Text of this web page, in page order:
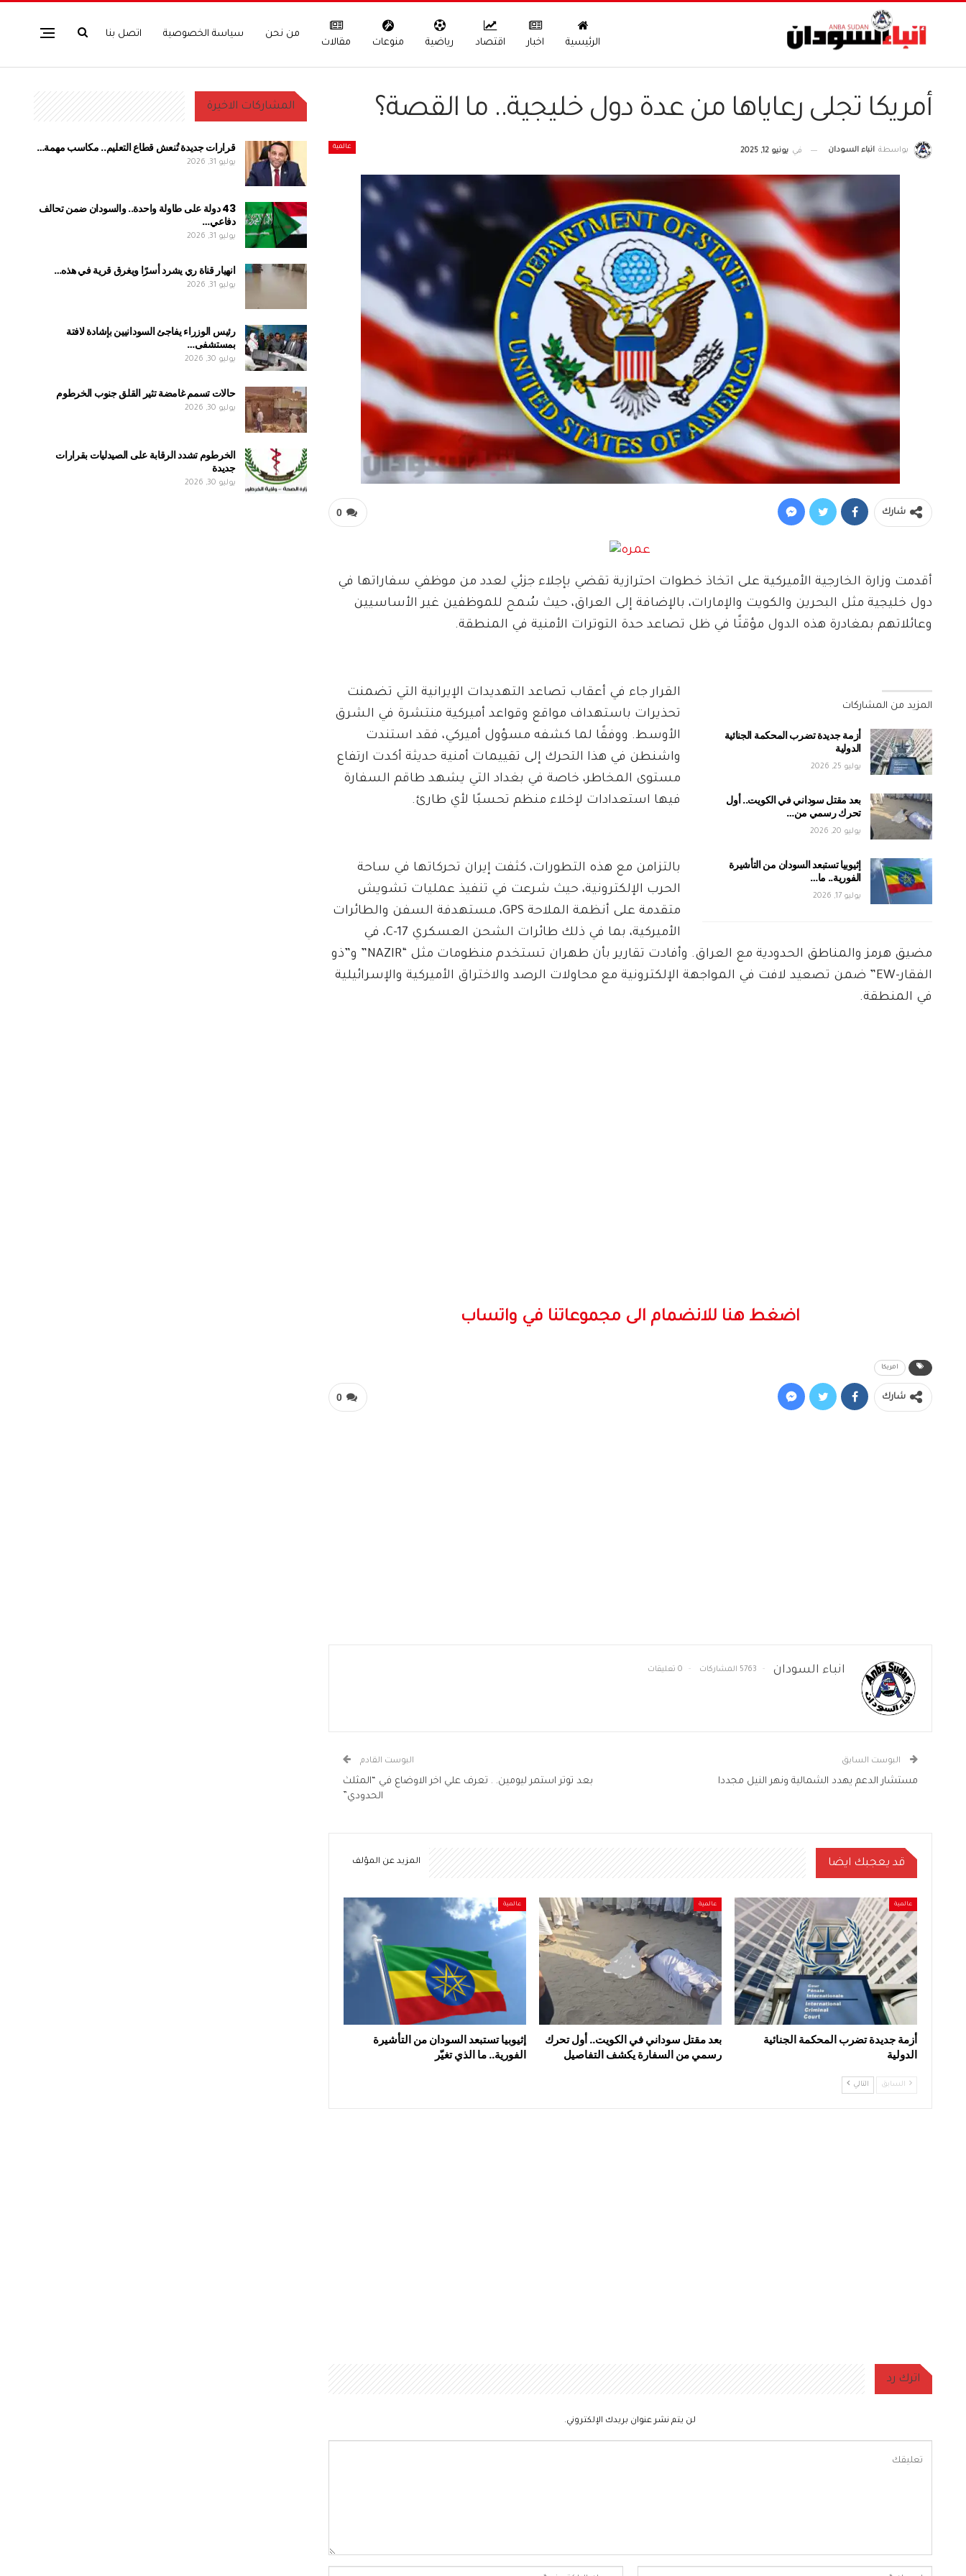
الرئيسية اخبار اقتصاد رياضية منوعات مقالات
من نحن سياسة الخصوصية اتصل بنا
أمريكا تجلى رعاياها من عدة دول خليجية.. ما القصة؟
عالمية بواسطة انباء السودان في يونيو 12, 2025
0 شارك
أقدمت وزارة الخارجية الأميركية على اتخاذ خطوات احترازية تقضي بإجلاء جزئي لعدد من موظفي سفاراتها في
دول خليجية مثل البحرين والكويت والإمارات، بالإضافة إلى العراق، حيث سُمح للموظفين غير الأساسيين
وعائلاتهم بمغادرة هذه الدول مؤقتًا في ظل تصاعد حدة التوترات الأمنية في المنطقة.
المزيد من المشاركات
أزمة جديدة تضرب المحكمة الجنائية
الدولية
يوليو 25, 2026
بعد مقتل سوداني في الكويت.. أول
تحرك رسمي من…
يوليو 20, 2026
إثيوبيا تستبعد السودان من التأشيرة
الفورية.. ما…
يوليو 17, 2026
القرار جاء في أعقاب تصاعد التهديدات الإيرانية التي تضمنت
تحذيرات باستهداف مواقع وقواعد أميركية منتشرة في الشرق
الأوسط. ووفقًا لما كشفه مسؤول أميركي، فقد استندت
واشنطن في هذا التحرك إلى تقييمات أمنية حديثة أكدت ارتفاع
مستوى المخاطر، خاصة في بغداد التي يشهد طاقم السفارة
فيها استعدادات لإخلاء منظم تحسبًا لأي طارئ.
بالتزامن مع هذه التطورات، كثفت إيران تحركاتها في ساحة
الحرب الإلكترونية، حيث شرعت في تنفيذ عمليات تشويش
متقدمة على أنظمة الملاحة GPS، مستهدفة السفن والطائرات
الأميركية، بما في ذلك طائرات الشحن العسكري C-17، في
مضيق هرمز والمناطق الحدودية مع العراق. وأفادت تقارير بأن طهران تستخدم منظومات مثل “NAZIR” و”ذو
الفقار-EW” ضمن تصعيد لافت في المواجهة الإلكترونية مع محاولات الرصد والاختراق الأميركية والإسرائيلية
في المنطقة.
اضغط هنا للانضمام الى مجموعاتنا في واتساب
امريكا
0 شارك
انباء السودان 5763 المشاركات 0 تعليقات
البوست السابق
مستشار الدعم يهدد الشمالية ونهر النيل مجددا
البوست القادم
بعد توتر استمر ليومين. . تعرف علي اخر الاوضاع في “المثلث
الحدودي”
قد يعجبك ايضا المزيد عن المؤلف
عالمية
أزمة جديدة تضرب المحكمة الجنائية
الدولية
عالمية
بعد مقتل سوداني في الكويت.. أول تحرك
رسمي من السفارة يكشف التفاصيل
عالمية
إثيوبيا تستبعد السودان من التأشيرة
الفورية.. ما الذي تغيّر
السابق التالي
اترك رد
لن يتم نشر عنوان بريدك الإلكتروني.
المشاركات الاخيرة
قرارات جديدة تُنعش قطاع التعليم.. مكاسب مهمة…
يوليو 31, 2026
43 دولة على طاولة واحدة.. والسودان ضمن تحالف
دفاعي…
يوليو 31, 2026
انهيار قناة ري يشرد أسرًا ويغرق قرية في هذه…
يوليو 31, 2026
رئيس الوزراء يفاجئ السودانيين بإشادة لافتة
بمستشفى…
يوليو 30, 2026
حالات تسمم غامضة تثير القلق جنوب الخرطوم
يوليو 30, 2026
الخرطوم تشدد الرقابة على الصيدليات بقرارات
جديدة
يوليو 30, 2026